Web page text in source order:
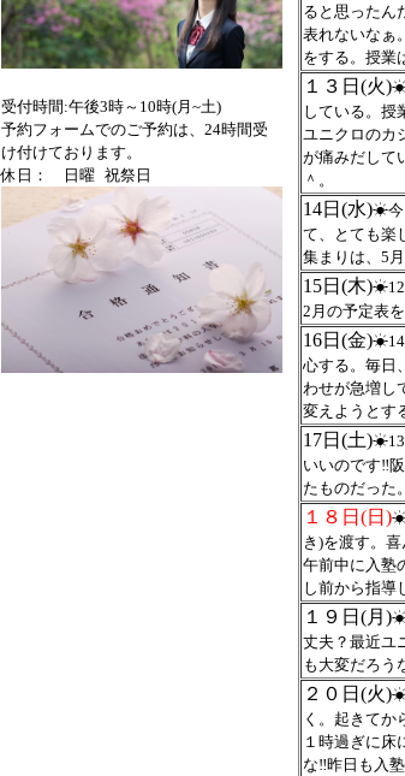
受付時間:午後3時～10時(月~土)
予約フォームでのご予約は、24時間受
け付けております。
休日： 日曜 祝祭日
ると思ったん
表れないなぁ
をする。授業
１３日(火)☀
している。授
ユニクロのカ
が痛みだして
＾。
14日(水)☀今
て、とても楽
集まりは、5
15日(木)
2月の予定表
16日(金)
心する。毎日
わせが急増し
変えようとす
17日(土)
いいのです‼
たものだった
１８日(日)☀
き)を渡す。
午前中に入塾
し前から指導
１９日(月)☀
丈夫？最近ユ
も大変だろう
２０日(火)☀
く。起きてか
１時過ぎに床
な‼昨日も入